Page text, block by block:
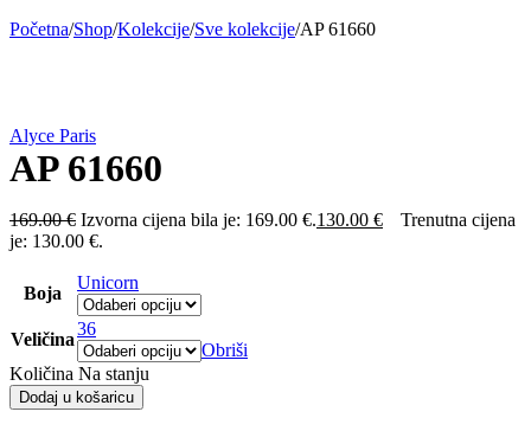
Početna/Shop/Kolekcije/Sve kolekcije/AP 61660
Alyce Paris
AP 61660
169.00€ Izvorna cijena bila je: 169.00 €.130.00 €
Trenutna cijena
je: 130.00 €.
Boja
Unicorn
Veličina
36
Obriši
Količina Na stanju
Dodaj u košaricu